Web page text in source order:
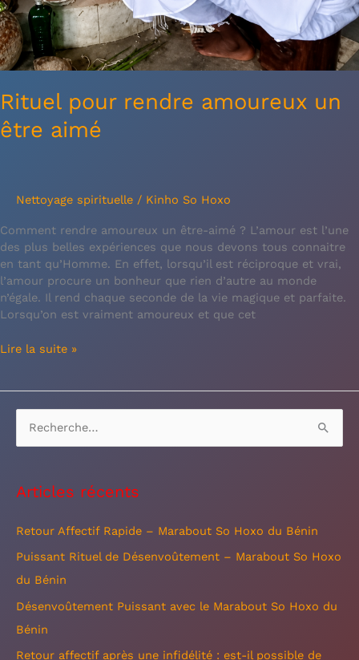
Rituel pour rendre amoureux un
être aimé
Nettoyage spirituelle / Kinho So Hoxo
Comment rendre amoureux un être-aimé ? L’amour est l’une
des plus belles expériences que nous devons tous connaitre
en tant qu’Homme. En effet, lorsqu’il est réciproque et vrai,
l’amour procure un bonheur que rien d’autre au monde
n’égale. Il rend chaque seconde de la vie magique et parfaite.
Lorsqu’on est vraiment amoureux et que cet
Lire la suite »
h
e
Articles récents
Retour Affectif Rapide – Marabout So Hoxo du Bénin
Puissant Rituel de Désenvoûtement – Marabout So Hoxo
du Bénin
Désenvoûtement Puissant avec le Marabout So Hoxo du
Bénin
Retour affectif après une infidélité : est-il possible de